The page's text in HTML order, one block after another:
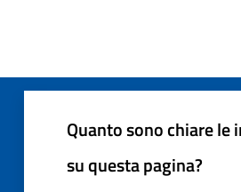
Quanto sono chiare le
su questa pagina?